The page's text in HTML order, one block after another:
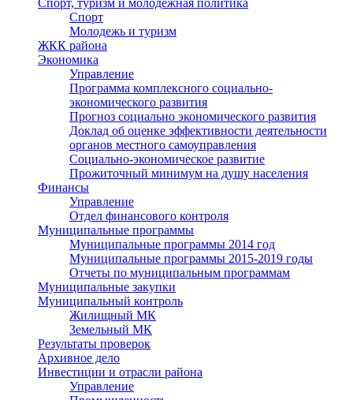
Спорт, туризм и молодежная политика
Спорт
Молодежь и туризм
ЖКК района
Экономика
Управление
Программа комплексного социально-
экономического развития
Прогноз социально экономического развития
Доклад об оценке эффективности деятельности
органов местного самоуправления
Социально-экономическое развитие
Прожиточный минимум на душу населения
Финансы
Управление
Отдел финансового контроля
Муниципальные программы
Муниципальные программы 2014 год
Муниципальные программы 2015-2019 годы
Отчеты по муниципальным программам
Муниципальные закупки
Муниципальный контроль
Жилищный МК
Земельный МК
Результаты проверок
Архивное дело
Инвестиции и отрасли района
Управление